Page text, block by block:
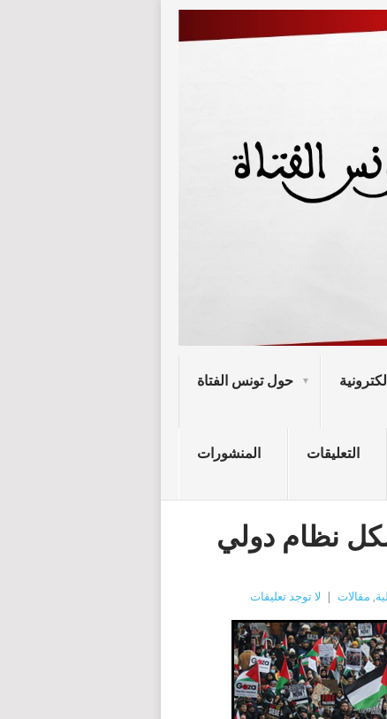
حول تونس الفتاة
المنشورات التعليقات
تشكل نظام دولي
مقالات لا توجد تعليقات